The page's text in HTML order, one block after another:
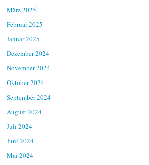
März 2025
Februar 2025
Januar 2025
Dezember 2024
November 2024
Oktober 2024
September 2024
August 2024
Juli 2024
Juni 2024
Mai 2024